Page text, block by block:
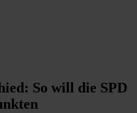
So will die SPD